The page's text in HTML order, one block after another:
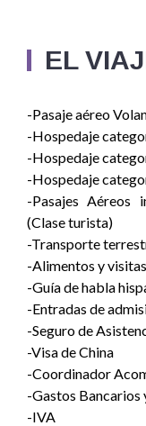
EL
-Pasaje aéreo
-Hospedaje
-Hospedaje
-Hospedaje
-Pasajes Aéreos
(Clase turista)
-Transporte
-Alimentos y
-Guía de habla
-Entradas de
-Seguro de
-Visa de China
-Coordinador
-Gastos
-IVA